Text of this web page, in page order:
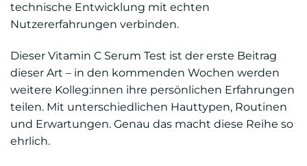
technische Entwicklung mit echten
Nutzererfahrungen verbinden.
Dieser Vitamin C Serum Test ist der erste Beitrag
dieser Art – in den kommenden Wochen werden
weitere Kolleg:innen ihre persönlichen Erfahrungen
teilen. Mit unterschiedlichen Hauttypen, Routinen
und Erwartungen. Genau das macht diese Reihe so
ehrlich.